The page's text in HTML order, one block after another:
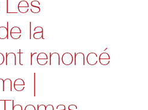
la
renoncé
|